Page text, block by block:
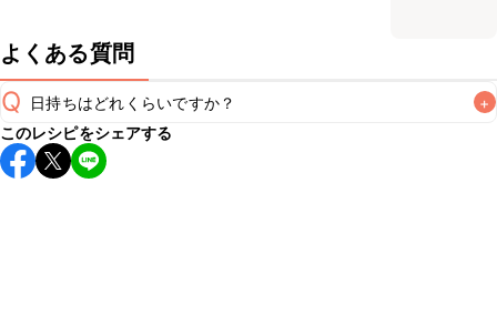
よくある質問
Q 日持ちはどれくらいですか？ +
保存期間は冷蔵で翌日中が目安です。なるべくお早めにお召
し上がりください。
このレシピをシェアする